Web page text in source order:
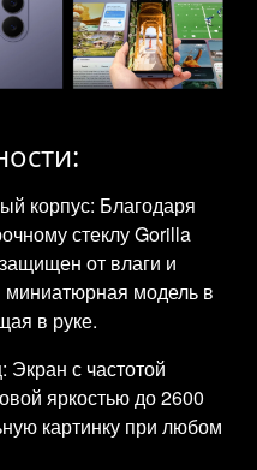
корпус: Благодаря
стеклу Gorilla
от влаги и
модель в
в руке.
с частотой
яркостью до 2600
картинку при любом